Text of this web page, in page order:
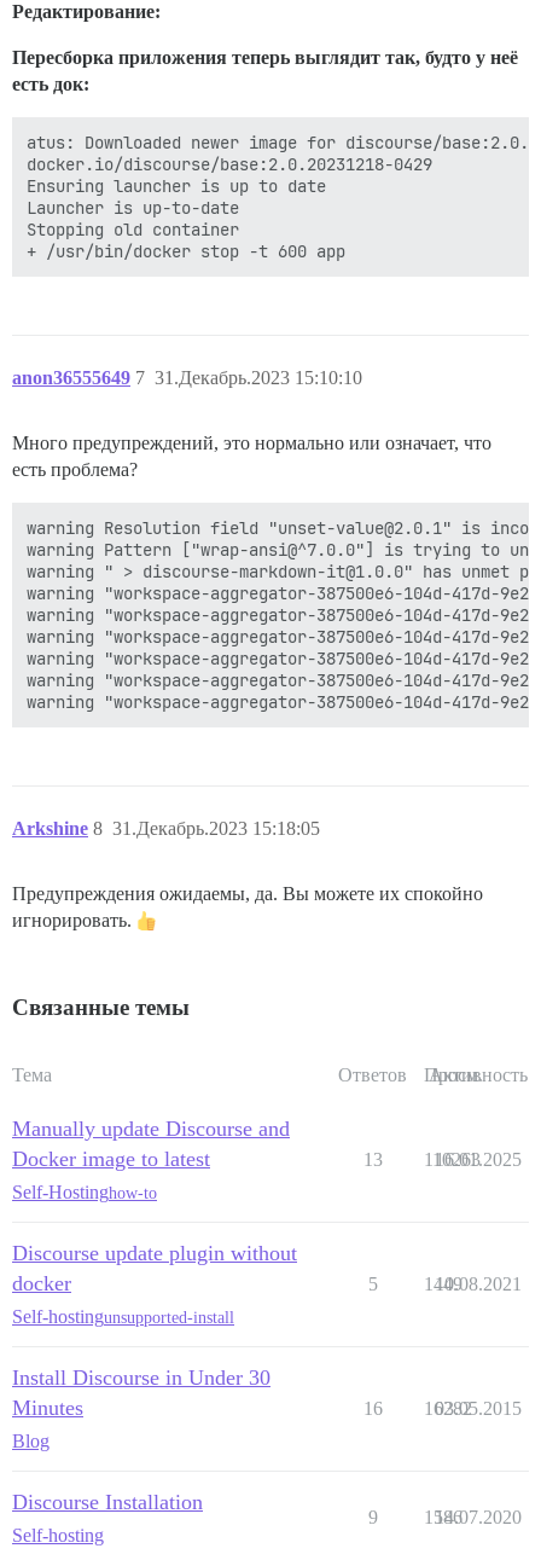
Редактирование:
Пересборка приложения теперь выглядит так, будто у неё
есть док:
atus: Downloaded newer image for discourse/
docker.io/discourse/base:2.0.20231218-0429
Ensuring launcher is up to date
Launcher is up-to-date
Stopping old container
anon36555649 31.Декабрь.2023 15:10:10
7
Много предупреждений, это нормально или означает, что
есть проблема?
warning Resolution field "unset-value@2.0.1" is
warning Pattern ["wrap-ansi@^7.0.0"] is trying to
warning " > discourse-markdown-it@1.0.0" has unmet
warning "workspace-aggregator-387500e6-104d-417d-
warning "workspace-aggregator-387500e6-104d-417d-
warning "workspace-aggregator-387500e6-104d-417d-
warning "workspace-aggregator-387500e6-104d-417d-
warning "workspace-aggregator-387500e6-104d-417d-
Arkshine 31.Декабрь.2023 15:18:05
8
Предупреждения ожидаемы, да. Вы можете их спокойно
игнорировать.
Связанные темы
Тема Ответов Просм.
Активность
Manually update Discourse and
Docker image to latest
Self-Hostinghow-to
13 110263
16.01.2025
Discourse update plugin without
docker
Self-hostingunsupported-install
5 1449
10.08.2021
Install Discourse in Under 30
Minutes
Blog
16 16282
03.05.2015
Discourse Installation
Self-hosting
9 1586
14.07.2020